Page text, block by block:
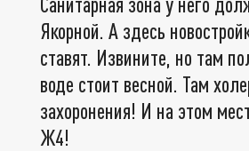
Якорной. А здесь
ставят. Извините, но там
воде стоит весной. Там
захоронения! И на этом
Ж4!